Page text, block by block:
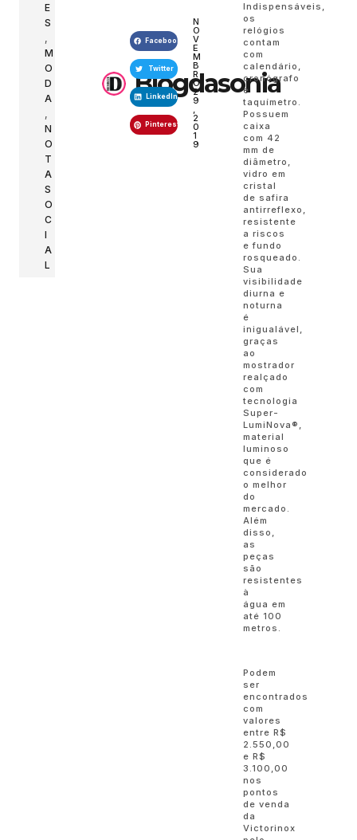
E
S
M
O
D
A
N
O
T
A
S
O
C
I
A
L
Blogdasonia
Facebook
Twitter
LinkedIn
Pinterest
N
O
V
E
M
B
R
O
2
9
2
0
1
9
Indispensáveis,
os
relógios
contam
com
calendário,
cronógrafo
e
taquímetro.
Possuem
caixa
com 42
mm de
diâmetro,
vidro em
cristal
de safira
antirreflexo,
resistente
a riscos
e fundo
rosqueado.
Sua
visibilidade
diurna e
noturna
é
inigualável,
graças
ao
mostrador
realçado
com
tecnologia
Super-
LumiNova®,
material
luminoso
que é
considerado
o melhor
do
mercado.
Além
disso,
as
peças
são
resistentes
à
água em
até 100
metros.
Podem
ser
encontrados
com
valores
entre R$
2.550,00
e R$
3.100,00
nos
pontos
de venda
da
Victorinox